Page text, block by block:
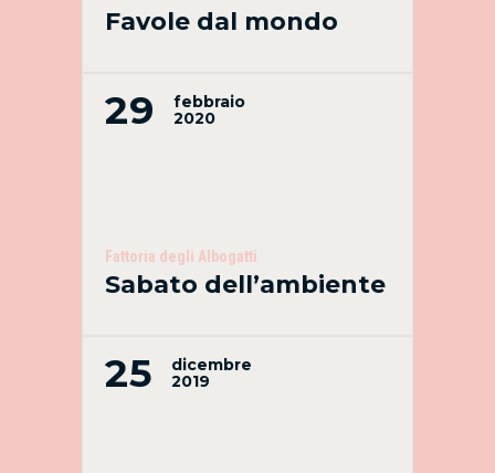
Favole dal mondo
29
febbraio
2020
Fattoria degli Albogatti
Sabato dell’ambiente
25
dicembre
2019